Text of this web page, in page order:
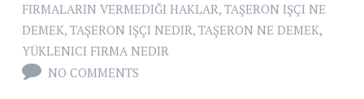
FIRMALARIN VERMEDIĞI HAKLAR, TAŞERON IŞÇI NE
DEMEK, TAŞERON IŞÇI NEDIR, TAŞERON NE DEMEK,
YÜKLENICI FIRMA NEDIR
NO COMMENTS